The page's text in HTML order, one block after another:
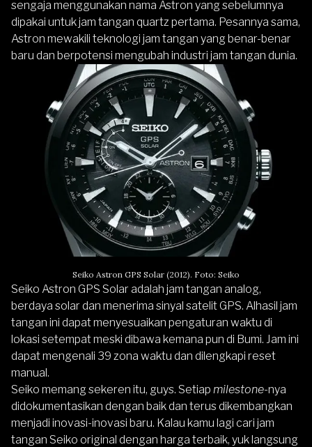
sengaja menggunakan nama Astron yang sebelumnya
dipakai untuk jam tangan quartz pertama. Pesannya sama,
Astron mewakili teknologi jam tangan yang benar-benar
baru dan berpotensi mengubah industri jam tangan dunia.
Seiko Astron GPS Solar (2012). Foto: Seiko
Seiko Astron GPS Solar adalah jam tangan analog,
berdaya solar dan menerima sinyal satelit GPS. Alhasil jam
tangan ini dapat menyesuaikan pengaturan waktu di
lokasi setempat meski dibawa kemana pun di Bumi. Jam ini
dapat mengenali 39 zona waktu dan dilengkapi reset
manual.
Seiko memang sekeren itu, guys. Setiap milestone-nya
didokumentasikan dengan baik dan terus dikembangkan
menjadi inovasi-inovasi baru. Kalau kamu lagi cari jam
tangan Seiko original dengan harga terbaik, yuk langsung